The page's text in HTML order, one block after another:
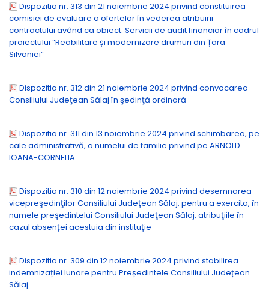
Dispozitia nr. 313 din 21 noiembrie 2024 privind constituirea
comisiei de evaluare a ofertelor în vederea atribuirii
contractului având ca obiect: Servicii de audit financiar în cadrul
proiectului “Reabilitare și modernizare drumuri din Țara
Silvaniei”
Dispozitia nr. 312 din 21 noiembrie 2024 privind convocarea
Consiliului Judeţean Sălaj în şedinţă ordinară
Dispozitia nr. 311 din 13 noiembrie 2024 privind schimbarea, pe
cale administrativă, a numelui de familie privind pe ARNOLD
IOANA-CORNELIA
Dispozitia nr. 310 din 12 noiembrie 2024 privind desemnarea
vicepreşedinţilor Consiliului Judeţean Sălaj, pentru a exercita, în
numele preşedintelui Consiliului Judeţean Sălaj, atribuţiile în
cazul absenței acestuia din instituţie
Dispozitia nr. 309 din 12 noiembrie 2024 privind stabilirea
indemnizației lunare pentru Președintele Consiliului Județean
Sălaj